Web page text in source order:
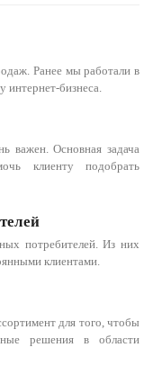
Ранее мы работали в
интернет-бизнеса.
важен. Основная задача
клиенту подобрать
потребителей. Из них
клиентами.
для того, чтобы
решения в области